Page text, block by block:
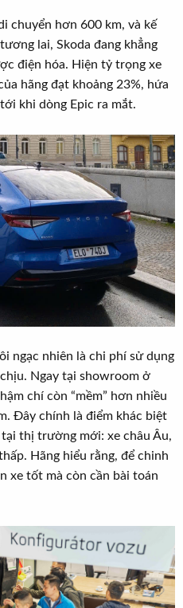
chuyển hơn 600 km, và kế
lai, Skoda đang khẳng
điện hóa. Hiện tỷ trọng xe
hãng đạt khoảng 23%, hứa
khi dòng Epic ra mắt.
ngạc nhiên là chi phí sử dụng
Ngay tại showroom ở
chí còn “mềm” hơn nhiều
Đây chính là điểm khác biệt
thị trường mới: xe châu Âu,
Hãng hiểu rằng, để chinh
xe tốt mà còn cần bài toán